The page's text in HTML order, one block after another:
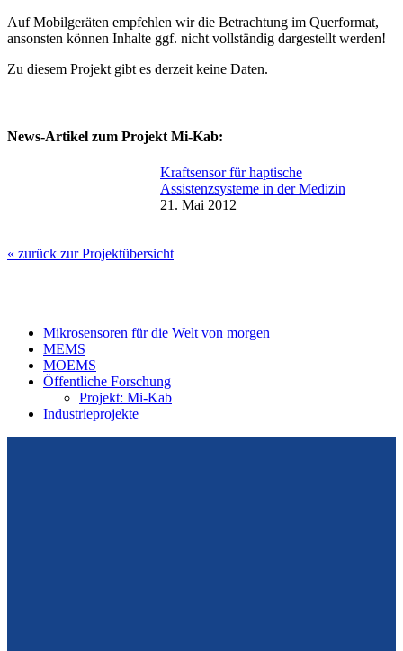
Auf Mobilgeräten empfehlen wir die Betrachtung im Querformat,
ansonsten können Inhalte ggf. nicht vollständig dargestellt werden!
Zu diesem Projekt gibt es derzeit keine Daten.
News-Artikel zum Projekt Mi-Kab:
Kraftsensor für haptische
Assistenzsysteme in der Medizin
21. Mai 2012
« zurück zur Projektübersicht
Mikrosensoren für die Welt von morgen
MEMS
MOEMS
Öffentliche Forschung
Projekt: Mi-Kab
Industrieprojekte